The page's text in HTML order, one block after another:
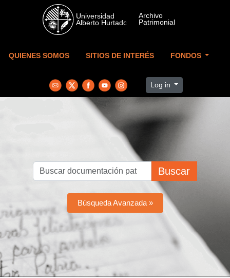
Skip to main content
QUIENES SOMOS SITIOS DE INTERÉS FONDOS
Log in
Buscar
Búsqueda Avanzada »